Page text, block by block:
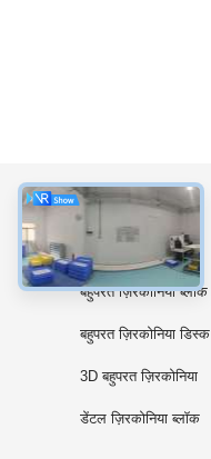
श्रेणियाँ
बहुपरत ज़िरकोनिया ब्लॉक
बहुपरत ज़िरकोनिया डिस्क
3D बहुपरत ज़िरकोनिया
डेंटल ज़िरकोनिया ब्लॉक